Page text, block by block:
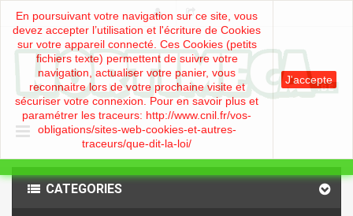
CATEGORIES
En poursuivant votre navigation sur ce site, vous
devez accepter l’utilisation et l'écriture de Cookies
sur votre appareil connecté. Ces Cookies (petits
fichiers texte) permettent de suivre votre
navigation, actualiser votre panier, vous
reconnaitre lors de votre prochaine visite et
sécuriser votre connexion. Pour en savoir plus et
paramétrer les traceurs: http://www.cnil.fr/vos-
obligations/sites-web-cookies-et-autres-
traceurs/que-dit-la-loi/
J'accepte